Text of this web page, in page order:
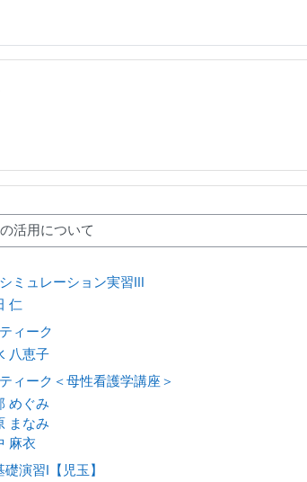
ゴリ
ミュレーション実習Ⅲ
仁
ィーク
八恵子
ィーク＜母性看護学講座＞
めぐみ
まなみ
麻衣
演習Ⅰ【児玉】